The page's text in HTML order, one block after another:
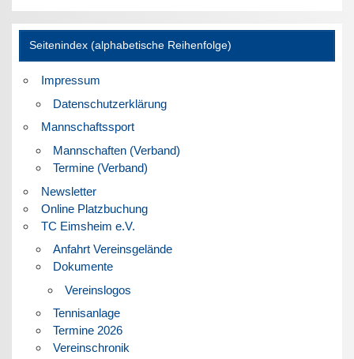
Seitenindex (alphabetische Reihenfolge)
Impressum
Datenschutzerklärung
Mannschaftssport
Mannschaften (Verband)
Termine (Verband)
Newsletter
Online Platzbuchung
TC Eimsheim e.V.
Anfahrt Vereinsgelände
Dokumente
Vereinslogos
Tennisanlage
Termine 2026
Vereinschronik